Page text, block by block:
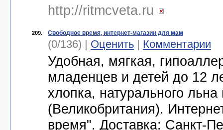
http://ritmcveta.ru
209. Свободное время, интернет-магазин для мам
(0/136) | Оценить | Комментарии
Удобная, мягкая,
младенцев и детей до 12
хлопка, натурального
(Великобритания).
время". Доставка: Санкт-